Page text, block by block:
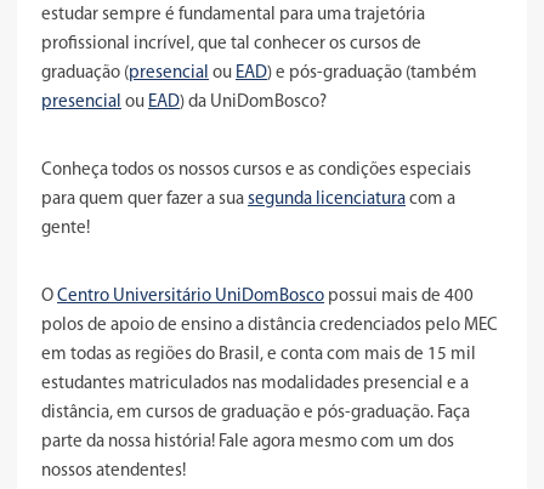
estudar sempre é fundamental para uma trajetória
profissional incrível, que tal conhecer os cursos de
graduação (presencial ou EAD) e pós-graduação (também
presencial ou EAD) da UniDomBosco?
Conheça todos os nossos cursos e as condições especiais
para quem quer fazer a sua segunda licenciatura com a
gente!
O Centro Universitário UniDomBosco possui mais de 400
polos de apoio de ensino a distância credenciados pelo MEC
em todas as regiões do Brasil, e conta com mais de 15 mil
estudantes matriculados nas modalidades presencial e a
distância, em cursos de graduação e pós-graduação. Faça
parte da nossa história! Fale agora mesmo com um dos
nossos atendentes!